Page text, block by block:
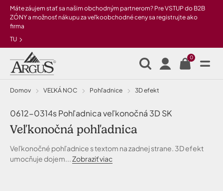
Preskočiť na hlavný obsah
Máte záujem stať sa našim obchodným partnerom? Pre VSTUP do B2B
ZÓNY a možnosť nákupu za veľkoobchodné ceny sa registrujte ako
firma
TU
0
Domov VEĽKÁ NOC Pohľadnice 3D efekt
0612-0314s Pohľadnica veľkonočná 3D SK
Veľkonočná pohľadnica
Veľkonočné pohľadnice s textom na zadnej strane. 3D efekt
umocňuje dojem...Zobraziť viac